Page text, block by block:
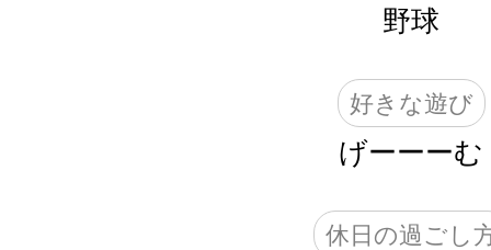
野球
好きな遊び
げーーーむ
休日の過ごし